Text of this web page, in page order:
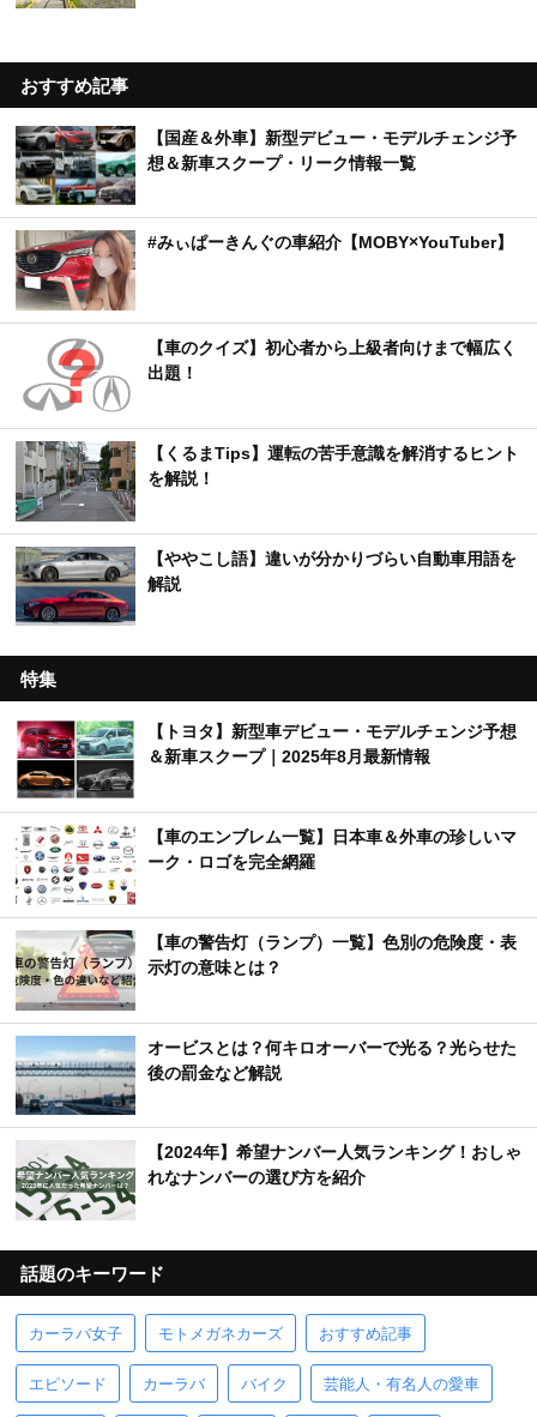
おすすめ記事
【国産＆外車】新型デビュー・モデルチェンジ予
想＆新車スクープ・リーク情報一覧
#みぃぱーきんぐの車紹介【MOBY×YouTuber】
【車のクイズ】初心者から上級者向けまで幅広く
出題！
【くるまTips】運転の苦手意識を解消するヒント
を解説！
【ややこし語】違いが分かりづらい自動車用語を
解説
特集
【トヨタ】新型車デビュー・モデルチェンジ予想
＆新車スクープ｜2025年8月最新情報
【車のエンブレム一覧】日本車＆外車の珍しいマ
ーク・ロゴを完全網羅
【車の警告灯（ランプ）一覧】色別の危険度・表
示灯の意味とは？
オービスとは？何キロオーバーで光る？光らせた
後の罰金など解説
【2024年】希望ナンバー人気ランキング！おしゃ
れなナンバーの選び方を紹介
話題のキーワード
カーラバ女子 モトメガネカーズ おすすめ記事
エピソード カーラバ バイク 芸能人・有名人の愛車